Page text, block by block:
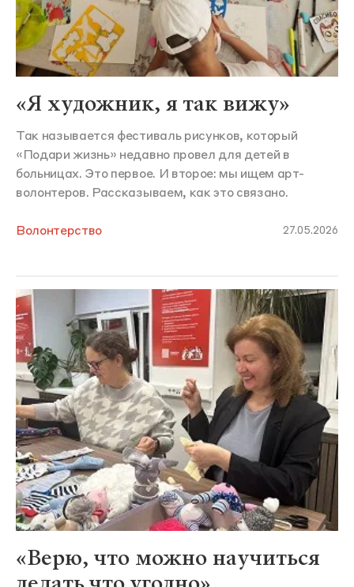
«Я художник, я так вижу»
Так называется фестиваль рисунков, который
«Подари жизнь» недавно провел для детей в
больницах. Это первое. И второе: мы ищем арт-
волонтеров. Рассказываем, как это связано.
Волонтерство 27.05.2026
«Верю, что можно научиться